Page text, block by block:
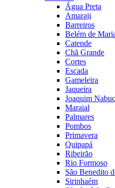
Água Preta
Amaraji
Barreiros
Belém de
Catende
Chã Grande
Cortes
Escada
Gameleira
Jaqueira
Joaquim
Maraial
Palmares
Pombos
Primavera
Quipapá
Ribeirão
Rio Formoso
São Benedito
Sirinhaém